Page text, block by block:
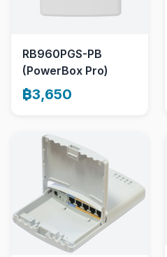
RB960PGS-PB
(PowerBox Pro)
฿3,650